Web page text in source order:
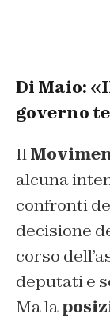
Di Maio:
governo
Il
alcuna
confronti
decisione
corso
deputati e
Ma la